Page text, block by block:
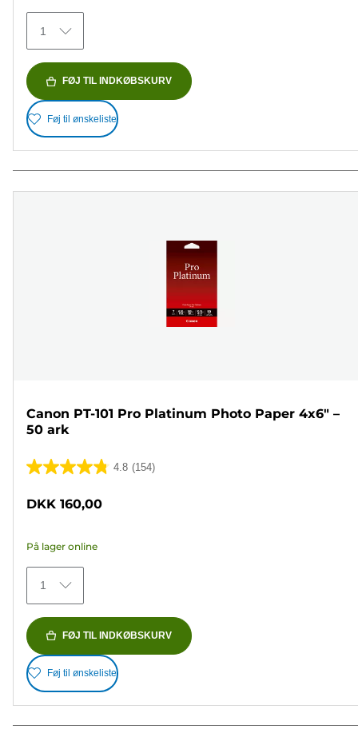
152
anmeldelser
1
FØJ TIL INDKØBSKURV
Føj til ønskeliste
Canon PT-101 Pro Platinum Photo Paper 4x6" –
50 ark
4.8 (154)
4.8
stjerner.
154
anmeldelser
DKK 160,00
På lager online
1
FØJ TIL INDKØBSKURV
Føj til ønskeliste